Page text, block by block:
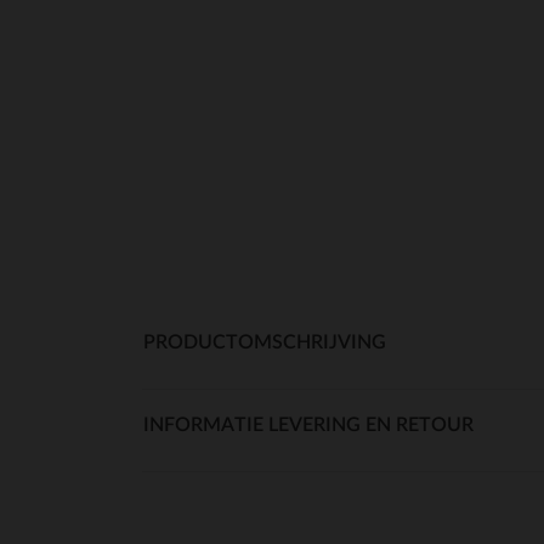
PRODUCTOMSCHRIJVING
INFORMATIE LEVERING EN RETOUR